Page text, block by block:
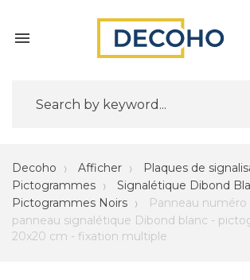

Decoho Afficher
Plaques de
Pictogrammes
Signalétique Dibond
Pictogrammes Noirs
Panneau
panneau signalétique Dibond blanc -
20x20 cm - fixation multiple